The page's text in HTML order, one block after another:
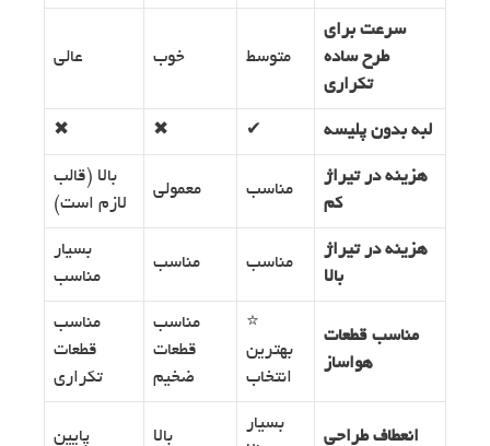
سرعت برای
طرح ساده
تکراری
متوسط خوب عالی
لبه بدون پلیسه ✔
✖
✖
هزینه در تیراژ
کم
مناسب معمولی
بالا (قالب
لازم است)
هزینه در تیراژ
بالا
مناسب مناسب
بسیار
مناسب
مناسب قطعات
هواساز
⭐
بهترین
انتخاب
مناسب
قطعات
ضخیم
مناسب
قطعات
تکراری
انعطاف طراحی
بسیار
بالا پایین